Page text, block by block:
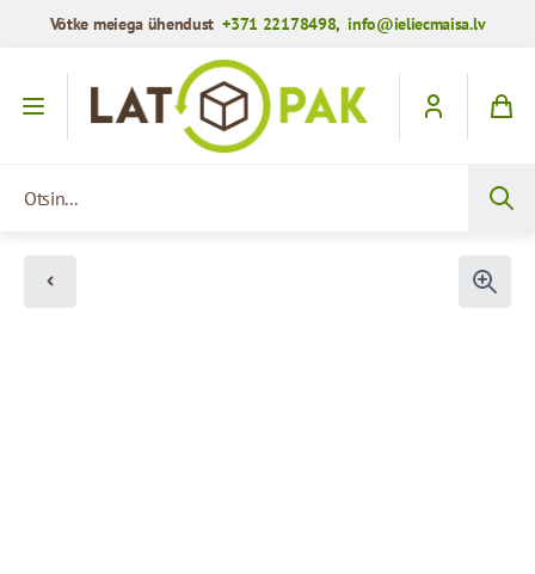
Võtke meiega ühendust+371 22178498,info@ieliecmaisa.lv